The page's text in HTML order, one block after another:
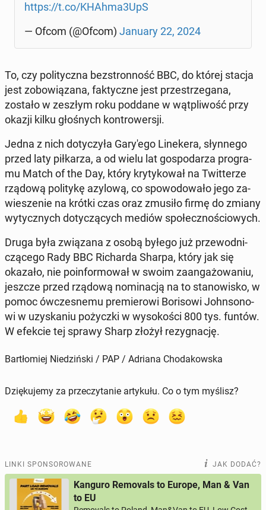
https://t.co/KHAhma3UpS
— Ofcom (@Ofcom) January 22, 2024
To, czy po­li­tycz­na bez­stron­ność BBC, do której stacja
jest zo­bo­wią­za­na, fak­tycz­ne jest prze­strze­ga­na,
zostało w zeszłym roku poddane w wąt­pli­wość przy
okazji kilku gło­śnych kon­tro­wer­sji.
Jedna z nich do­ty­czy­ła Ga­ry­'e­go Li­ne­ke­ra, słyn­ne­go
przed laty pił­ka­rza, a od wielu lat go­spo­da­rza pro­gra­
mu Match of the Day, który kry­ty­ko­wał na Twit­te­rze
rządową po­li­ty­kę azylową, co spo­wo­do­wa­ło jego za­
wie­sze­nie na krótki czas oraz zmusiło firmę do zmiany
wy­tycz­nych do­ty­czą­cych mediów spo­łecz­no­ścio­wych.
Druga była zwią­za­na z osobą byłego już prze­wod­ni­
czą­ce­go Rady BBC Ri­char­da Sharpa, który jak się
okazało, nie po­in­for­mo­wał w swoim za­an­ga­żo­wa­niu,
jeszcze przed rządową no­mi­na­cją na to sta­no­wi­sko, w
pomoc ów­cze­sne­mu pre­mie­ro­wi Bo­ri­so­wi John­so­no­
wi w uzy­ska­niu po­życz­ki w wy­so­ko­ści 800 tys. funtów.
W efekcie tej sprawy Sharp złożył re­zy­gna­cję.
Bartłomiej Niedziński / PAP / Adriana Chodakowska
Dziękujemy za przeczytanie artykułu. Co o tym myślisz?
LINKI SPONSOROWANE JAK DODAĆ?
Kanguro Removals to Europe, Man & Van
to EU